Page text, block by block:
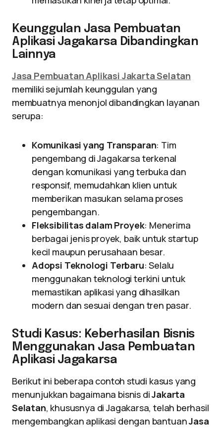
Keunggulan Jasa Pembuatan
Aplikasi Jagakarsa Dibandingkan
Lainnya
Jasa Pembuatan Aplikasi Jakarta Selatan
memiliki sejumlah keunggulan yang
membuatnya menonjol dibandingkan layanan
serupa:
Komunikasi yang Transparan: Tim
pengembang di Jagakarsa terkenal
dengan komunikasi yang terbuka dan
responsif, memudahkan klien untuk
memberikan masukan selama proses
pengembangan.
Fleksibilitas dalam Proyek: Menerima
berbagai jenis proyek, baik untuk startup
kecil maupun perusahaan besar.
Adopsi Teknologi Terbaru: Selalu
menggunakan teknologi terkini untuk
memastikan aplikasi yang dihasilkan
modern dan sesuai dengan tren pasar.
Studi Kasus: Keberhasilan Bisnis
Menggunakan Jasa Pembuatan
Aplikasi Jagakarsa
Berikut ini beberapa contoh studi kasus yang
menunjukkan bagaimana bisnis diJakarta
Selatan, khususnya di Jagakarsa, telah berhasil
mengembangkan aplikasi dengan bantuanJasa